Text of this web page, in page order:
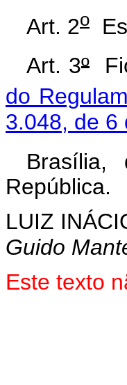
Art. 2o
Art. 3º
do
3.048, de 6
República.
LUIZ
Guido
Este texto